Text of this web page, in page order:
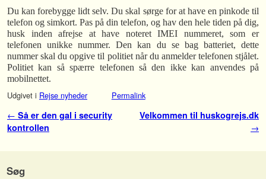
Du kan forebygge lidt selv. Du skal sørge for at have en pinkode til
telefon og simkort. Pas på din telefon, og hav den hele tiden på dig,
husk inden afrejse at have noteret IMEI nummeret, som er
telefonen unikke nummer. Den kan du se bag batteriet, dette
nummer skal du opgive til politiet når du anmelder telefonen stjålet.
Politiet kan så spærre telefonen så den ikke kan anvendes på
mobilnettet.
Udgivet i Rejse nyheder Permalink
Indlæg navigation
← Så er den gal i security
kontrollen
Velkommen til huskogrejs.dk
→
Søg